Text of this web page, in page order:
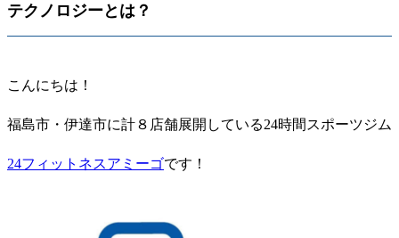
テクノロジーとは？
こんにちは！
福島市・伊達市に計８店舗展開している24時間スポーツジム
24フィットネスアミーゴです！